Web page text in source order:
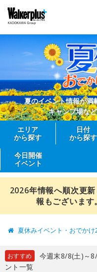
夏のイベント情報が満
キャンプ場な
エリア
から探す
日付
から探す
今日開催
イベント
2026年情報へ順次更
報もございます
夏休みイベント・おでかけ
おすすめ
今週末8/8(土)～
ント一覧